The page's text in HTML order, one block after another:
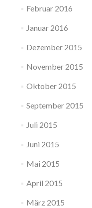
Februar 2016
Januar 2016
Dezember 2015
November 2015
Oktober 2015
September 2015
Juli 2015
Juni 2015
Mai 2015
April 2015
März 2015